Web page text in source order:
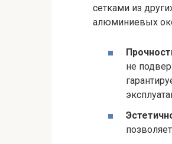
сетками из
алюминиевых
не